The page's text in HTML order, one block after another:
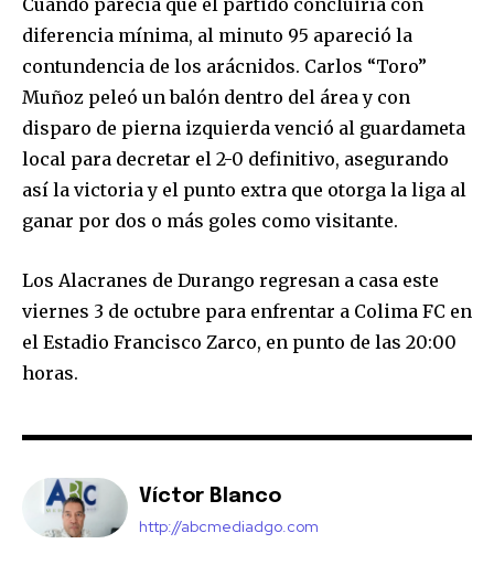
diferencia mínima, al minuto 95 apareció la
contundencia de los arácnidos. Carlos “Toro”
Muñoz peleó un balón dentro del área y con
disparo de pierna izquierda venció al guardameta
local para decretar el 2-0 definitivo, asegurando
así la victoria y el punto extra que otorga la liga al
ganar por dos o más goles como visitante.
Los Alacranes de Durango regresan a casa este
viernes 3 de octubre para enfrentar a Colima FC en
el Estadio Francisco Zarco, en punto de las 20:00
horas.
Víctor Blanco
http://abcmediadgo.com